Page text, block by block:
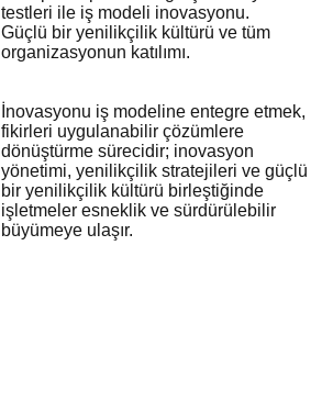
testleri ile iş modeli inovasyonu.
Güçlü bir yenilikçilik kültürü ve tüm
organizasyonun katılımı.
İnovasyonu iş modeline entegre etmek,
fikirleri uygulanabilir çözümlere
dönüştürme sürecidir; inovasyon
yönetimi, yenilikçilik stratejileri ve güçlü
bir yenilikçilik kültürü birleştiğinde
işletmeler esneklik ve sürdürülebilir
büyümeye ulaşır.